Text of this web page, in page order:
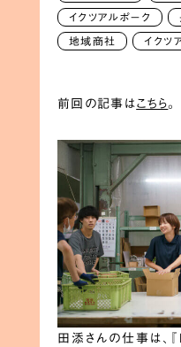
イクツアルポーク
地域商社 イクツ
前回の記事はこちら。
田添さんの仕事は